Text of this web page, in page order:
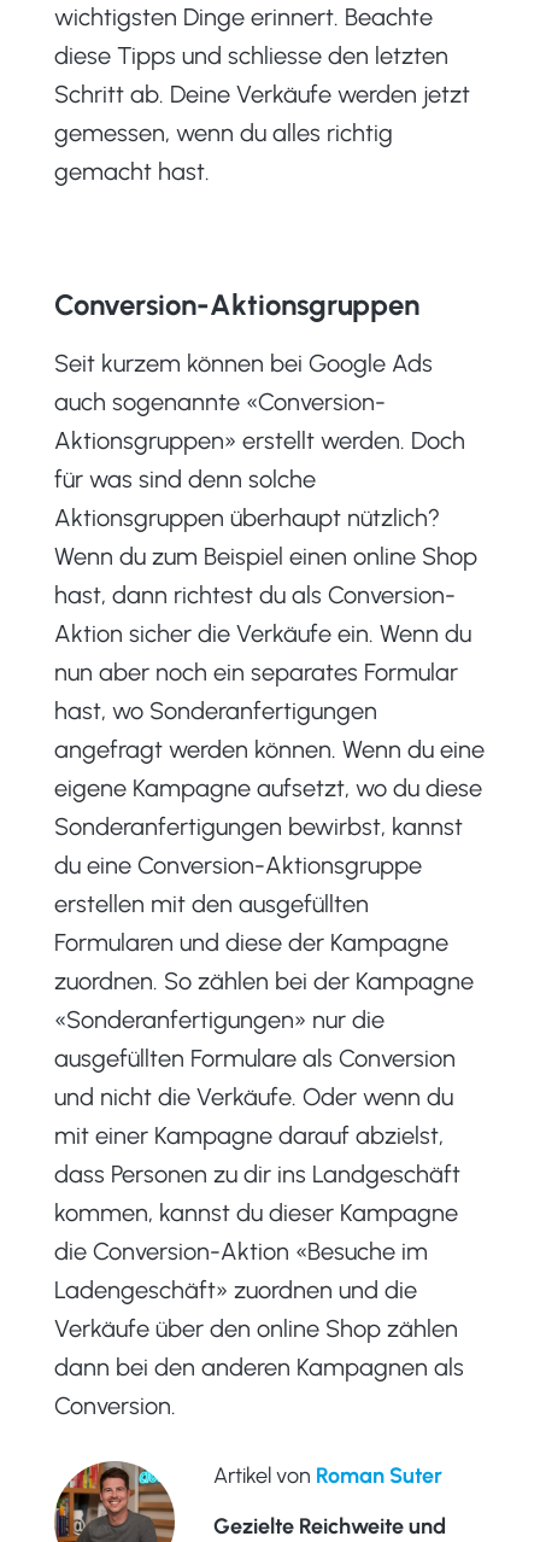
wichtigsten Dinge erinnert. Beachte
diese Tipps und schliesse den letzten
Schritt ab. Deine Verkäufe werden jetzt
gemessen, wenn du alles richtig
gemacht hast.
Conversion-Aktionsgruppen
Seit kurzem können bei Google Ads
auch sogenannte «Conversion-
Aktionsgruppen» erstellt werden. Doch
für was sind denn solche
Aktionsgruppen überhaupt nützlich?
Wenn du zum Beispiel einen online Shop
hast, dann richtest du als Conversion-
Aktion sicher die Verkäufe ein. Wenn du
nun aber noch ein separates Formular
hast, wo Sonderanfertigungen
angefragt werden können. Wenn du eine
eigene Kampagne aufsetzt, wo du diese
Sonderanfertigungen bewirbst, kannst
du eine Conversion-Aktionsgruppe
erstellen mit den ausgefüllten
Formularen und diese der Kampagne
zuordnen. So zählen bei der Kampagne
«Sonderanfertigungen» nur die
ausgefüllten Formulare als Conversion
und nicht die Verkäufe. Oder wenn du
mit einer Kampagne darauf abzielst,
dass Personen zu dir ins Landgeschäft
kommen, kannst du dieser Kampagne
die Conversion-Aktion «Besuche im
Ladengeschäft» zuordnen und die
Verkäufe über den online Shop zählen
dann bei den anderen Kampagnen als
Conversion.
Artikel von Roman Suter
Gezielte Reichweite und